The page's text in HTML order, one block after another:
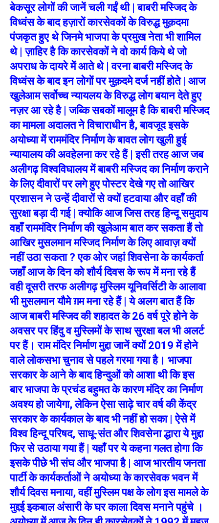
बेकसूर लोगों की जानें चली गईं थी | बाबरी मस्जिद के
विध्वंस के बाद हज़ारों कारसेवकों के विरुद्ध मुक़दमा
पंजकृत हुए थे जिनमे भाजपा के प्रमुख नेता भी शामिल
थे | ज़ाहिर है कि कारसेवकों ने वो कार्य किये थे जो
अपराध के दायरे में आते थे | वरना बाबरी मस्जिद के
विध्वंस के बाद इन लोगों पर मुक़दमे दर्ज नहीं होते | आज
खुलेआम सर्वोच्च न्यायलय के विरुद्ध लोग बयान देते हुए
नज़र आ रहे है | जब्कि सबकों मालूम है कि बाबरी मस्जिद
का मामला अदालत ने विचाराधीन है, बावजूद इसके
अयोध्या में राममंदिर निर्माण के बावत लोग खुली हुई
न्यायालय की अवहेलना कर रहे हैं | इसी तरह आज जब
अलीगढ़ विश्वविघालय में बाबरी मस्जिद का निर्माण कराने
के लिए दीवारों पर लगे हुए पोस्टर देखे गए तो आखिर
प्रशासन ने उन्हें दीवारों से क्यों हटवाया और वहाँ की
सुरक्षा बड़ा दी गई | क्योकि आज जिस तरह हिन्दू समुदाय
वहाँ राममंदिर निर्माण की खुलेआम बात कर सकता हैं तो
आखिर मुसलमान मस्जिद निर्माण के लिए आवाज़ क्यों
नहीं उठा सकता ? एक ओर जहां शिवसेना के कार्यकर्ता
जहाँ आज के दिन को शौर्य दिवस के रूप में मना रहे हैं
वही दूसरी तरफ अलीगढ़ मुस्लिम यूनिवर्सिटी के आलावा
भी मुसलमान यौमे ग़म मना रहे हैं | ये अलग बात हैं कि
आज बाबरी मस्जिद की शहादत के 26 वर्ष पूरे होने के
अवसर पर हिंदु व मुस्लिमों के साथ सुरक्षा बल भी अलर्ट
पर हैं। राम मंदिर निर्माण मुद्दा जानें क्यों 2019 में होने
वाले लोकसभा चुनाव से पहले गरमा गया है। भाजपा
सरकार के आने के बाद हिन्दुओं को आशा थी कि इस
बार भाजपा के प्रचंड बहुमत के कारण मंदिर का निर्माण
अवश्य हो जायेगा, लेकिन ऐसा साढ़े चार वर्ष की केंद्र
सरकार के कार्यकाल के बाद भी नहीं हो सका | ऐसे में
विश्व हिन्दू परिषद, साधू-संत और शिवसेना द्धारा ये मुद्दा
फिर से उठाया गया हैं | यहाँ पर ये कहना गलत होगा कि
इसके पीछे भी संघ और भाजपा है | आज भारतीय जनता
पार्टी के कार्यकर्ताओं ने अयोध्या के कारसेवक भवन में
शौर्य दिवस मनाया, वहीं मुस्लिम पक्ष के लोग इस मामले के
मुद्दई इकबाल अंसारी के घर काला दिवस मनाने पहुंचे ।